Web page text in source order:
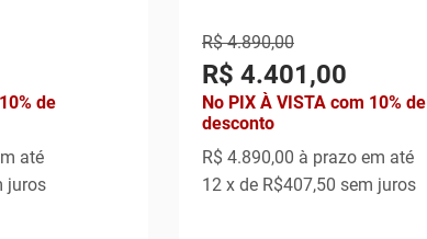
de
até
juros
R$ 4.890,00
R$ 4.401,00
No PIX À VISTA com 10% de
desconto
R$ 4.890,00 à prazo em até
12 x de R$407,50 sem juros